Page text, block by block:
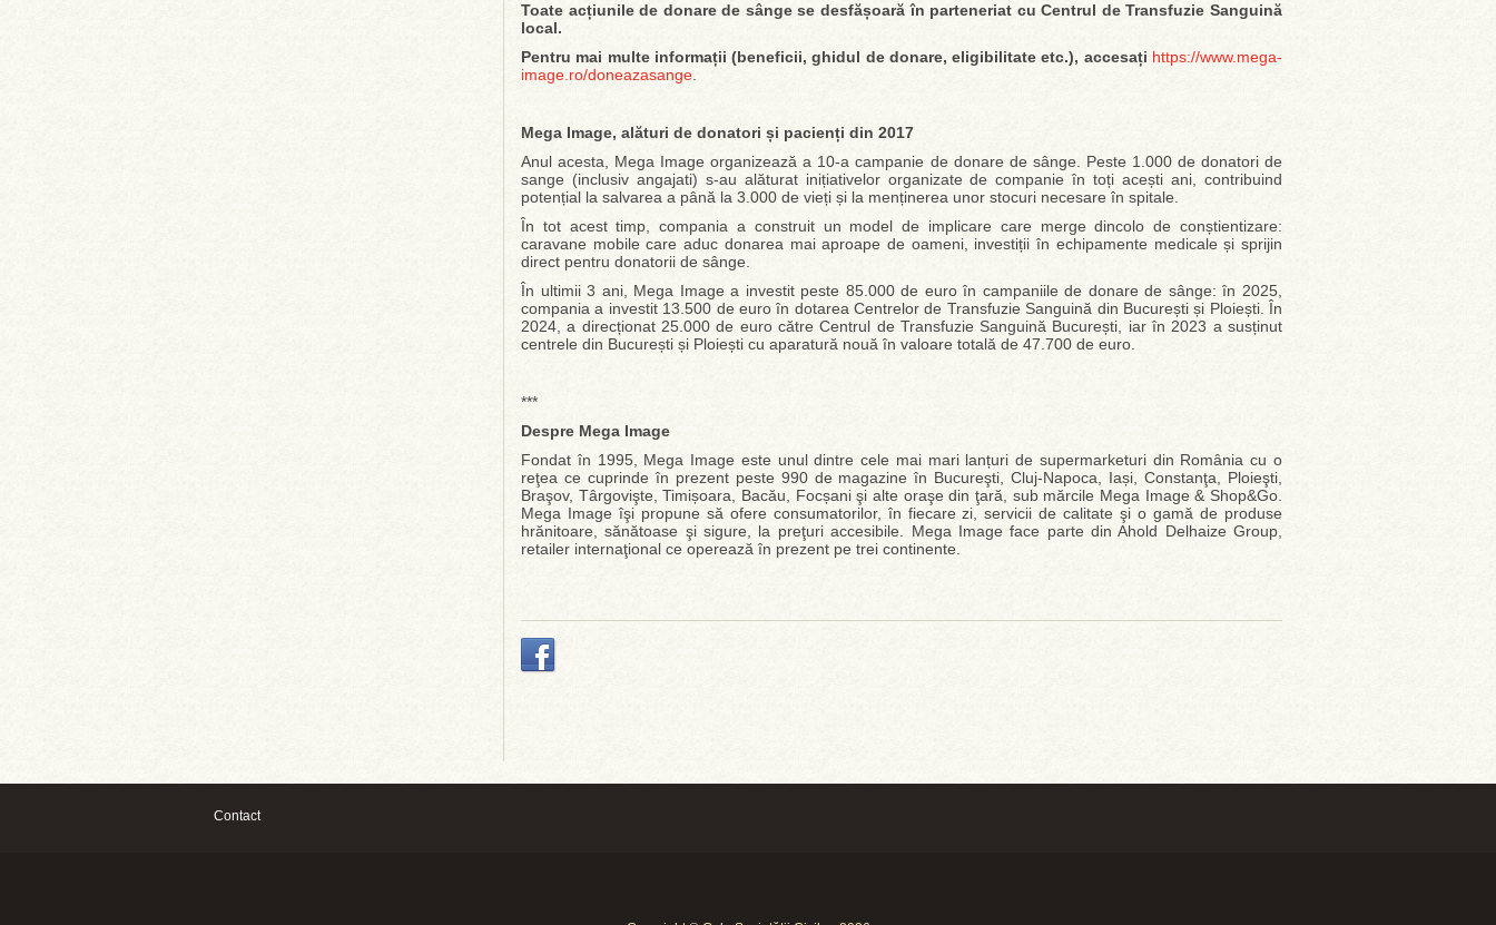
Toate acțiunile de donare de sânge se desfășoară în parteneriat cu Centrul de Transfuzie Sanguină
local.
Pentru mai multe informații (beneficii, ghidul de donare, eligibilitate etc.), accesați https://www.mega-
image.ro/doneazasange
Mega Image, alături de donatori și pacienți din 2017
Anul acesta, Mega Image organizează a 10-a campanie de donare de sânge. Peste 1.000 de donatori de
sange (inclusiv angajati) s-au alăturat inițiativelor organizate de companie în toți acești ani, contribuind
potențial la salvarea a până la 3.000 de vieți și la menținerea unor stocuri necesare în spitale.
În tot acest timp, compania a construit un model de implicare care merge dincolo de conștientizare:
caravane mobile care aduc donarea mai aproape de oameni, investiții în echipamente medicale și sprijin
direct pentru donatorii de sânge.
În ultimii 3 ani, Mega Image a investit peste 85.000 de euro în campaniile de donare de sânge: în 2025,
compania a investit 13.500 de euro în dotarea Centrelor de Transfuzie Sanguină din București și Ploiești. În
2024, a direcționat 25.000 de euro către Centrul de Transfuzie Sanguină București, iar în 2023 a susținut
centrele din București și Ploiești cu aparatură nouă în valoare totală de 47.700 de euro.
***
Despre Mega Image
Fondat în 1995, Mega Image este unul dintre cele mai mari lanțuri de supermarketuri din România cu o
reţea ce cuprinde în prezent peste 990 de magazine în Bucureşti, Cluj-Napoca, Iași, Constanţa, Ploieşti,
Braşov, Târgovişte, Timișoara, Bacău, Focșani şi alte oraşe din ţară, sub mărcile Mega Image & Shop&Go.
Mega Image îşi propune să ofere consumatorilor, în fiecare zi, servicii de calitate şi o gamă de produse
hrănitoare, sănătoase şi sigure, la preţuri accesibile. Mega Image face parte din Ahold Delhaize Group,
retailer internaţional ce operează în prezent pe trei continente.
Contact